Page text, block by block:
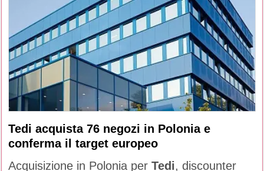
Tedi acquista 76 negozi in Polonia e
conferma il target europeo
Acquisizione in Polonia per Tedi, discounter